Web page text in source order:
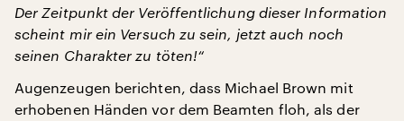
Der Zeitpunkt der Veröffentlichung dieser Information
scheint mir ein Versuch zu sein, jetzt auch noch
seinen Charakter zu töten!“
Augenzeugen berichten, dass Michael Brown mit
erhobenen Händen vor dem Beamten floh, als der